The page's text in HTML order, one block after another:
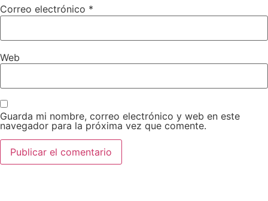
Correo electrónico *
Web
Guarda mi nombre, correo electrónico y web en este
navegador para la próxima vez que comente.